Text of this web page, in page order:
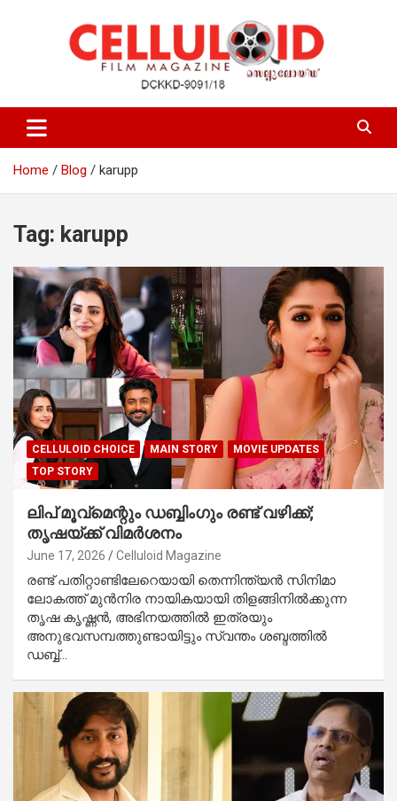
celluloid
Home Blog karupp
Tag: karupp
CELLULOID CHOICE MAIN STORY
MOVIE UPDATES
TOP STORY
ലിപ് മൂവ്മെന്റും ഡബ്ബിംഗും രണ്ട് വഴിക്ക്;
തൃഷയ്ക്ക് വിമർശനം
June 17, 2026 Celluloid Magazine
രണ്ട് പതിറ്റാണ്ടിലേറെയായി തെന്നിന്ത്യൻ സിനിമാ
ലോകത്ത് മുൻനിര നായികയായി തിളങ്ങിനിൽക്കുന്ന
തൃഷ കൃഷ്ണൻ, അഭിനയത്തിൽ ഇത്രയും
അനുഭവസമ്പത്തുണ്ടായിട്ടും സ്വന്തം ശബ്ദത്തിൽ
ഡബ്ബ്…